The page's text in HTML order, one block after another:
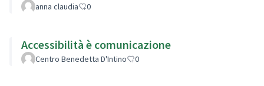
anna claudia 0
Accessibilità è comunicazione
Centro Benedetta D'Intino 0